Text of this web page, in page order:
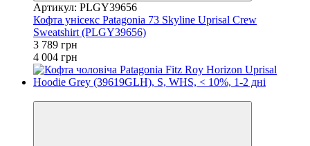
Артикул: PLGY39656
Кофта унісекс Patagonia 73 Skyline Uprisal Crew
Sweatshirt (PLGY39656)
3 789 грн
4 004 грн